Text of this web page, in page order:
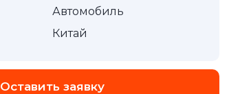
Автомобиль
Китай
Оставить заявку